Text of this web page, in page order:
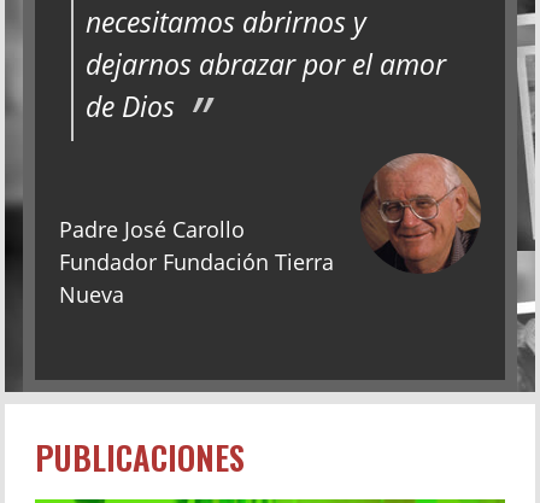
necesitamos abrirnos y
dejarnos abrazar por el amor
de Dios
Padre José Carollo
Fundador Fundación Tierra
Nueva
PUBLICACIONES